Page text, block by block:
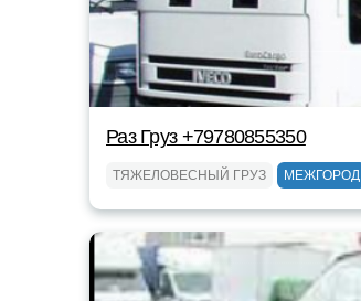
Раз Груз +79780855350
ТЯЖЕЛОВЕСНЫЙ ГРУЗ МЕЖГОРОД